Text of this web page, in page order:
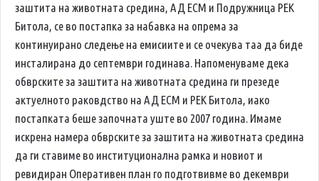
заштита на животната средина, АД ЕСМ и Подружница РЕК
Битола, се во постапка за набавка на опрема за
континуирано следење на емисиите и се очекува таа да биде
инсталирана до септември годинава. Напоменуваме дека
обврските за заштита на животната средина ги презеде
актуелното раковдство на АД ЕСМ и РЕК Битола, иако
постапката беше започната уште во 2007 година. Имаме
искрена намера обврските за заштита на животната средина
да ги ставиме во институционална рамка и новиот и
ревидиран Оперативен план го подготвивме во декември